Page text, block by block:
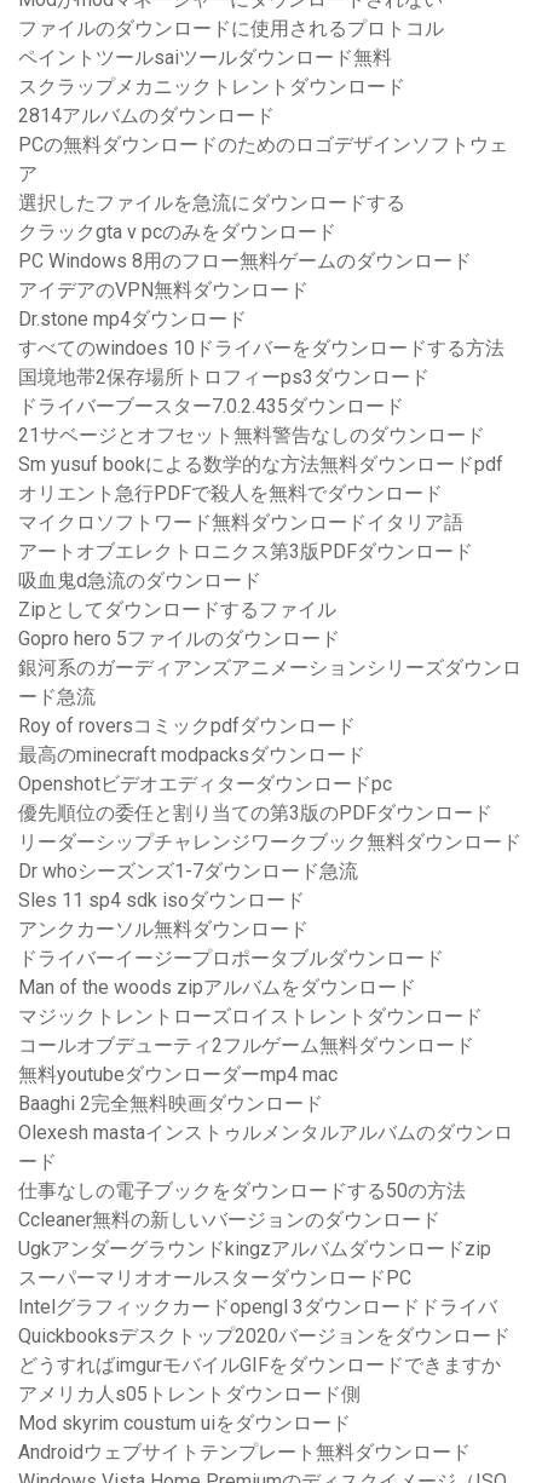
ファイルのダウンロードに使用されるプロトコル
ペイントツールsaiツールダウンロード無料
スクラップメカニックトレントダウンロード
2814アルバムのダウンロード
PCの無料ダウンロードのためのロゴデザインソフトウェ
ア
選択したファイルを急流にダウンロードする
クラックgta v pcのみをダウンロード
PC Windows 8用のフロー無料ゲームのダウンロード
アイデアのVPN無料ダウンロード
Dr.stone mp4ダウンロード
すべてのwindoes 10ドライバーをダウンロードする方法
国境地帯2保存場所トロフィーps3ダウンロード
ドライバーブースター7.0.2.435ダウンロード
21サベージとオフセット無料警告なしのダウンロード
Sm yusuf bookによる数学的な方法無料ダウンロードpdf
オリエント急行PDFで殺人を無料でダウンロード
マイクロソフトワード無料ダウンロードイタリア語
アートオブエレクトロニクス第3版PDFダウンロード
吸血鬼d急流のダウンロード
Zipとしてダウンロードするファイル
Gopro hero 5ファイルのダウンロード
銀河系のガーディアンズアニメーションシリーズダウンロ
ード急流
Roy of roversコミックpdfダウンロード
最高のminecraft modpacksダウンロード
Openshotビデオエディターダウンロードpc
優先順位の委任と割り当ての第3版のPDFダウンロード
リーダーシップチャレンジワークブック無料ダウンロード
Dr whoシーズンズ1-7ダウンロード急流
Sles 11 sp4 sdk isoダウンロード
アンクカーソル無料ダウンロード
ドライバーイージープロポータブルダウンロード
Man of the woods zipアルバムをダウンロード
マジックトレントローズロイストレントダウンロード
コールオブデューティ2フルゲーム無料ダウンロード
無料youtubeダウンローダーmp4 mac
Baaghi 2完全無料映画ダウンロード
Olexesh mastaインストゥルメンタルアルバムのダウンロ
ード
仕事なしの電子ブックをダウンロードする50の方法
Ccleaner無料の新しいバージョンのダウンロード
Ugkアンダーグラウンドkingzアルバムダウンロードzip
スーパーマリオオールスターダウンロードPC
Intelグラフィックカードopengl 3ダウンロードドライバ
Quickbooksデスクトップ2020バージョンをダウンロード
どうすればimgurモバイルGIFをダウンロードできますか
アメリカ人s05トレントダウンロード側
Mod skyrim coustum uiをダウンロード
Androidウェブサイトテンプレート無料ダウンロード